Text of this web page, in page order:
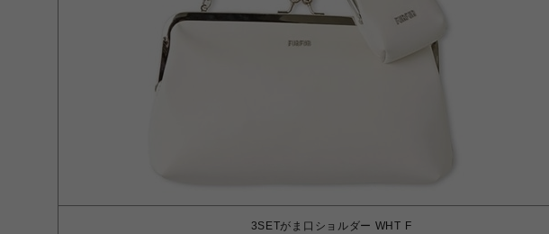
3SETがま口ショルダー WHT F